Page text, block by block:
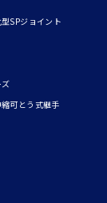
SPジョイント
可とう式継手